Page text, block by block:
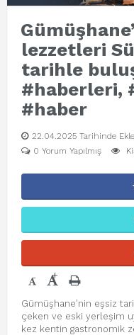
lezzetleri
tarihle
#haberleri,
#haber
22.04.2025 Tarihinde
0 Yorum Yapılmış
- +
Gümüşhane’nin eşsiz
çeken ve eski yerleşim
kez kentin gastronomik